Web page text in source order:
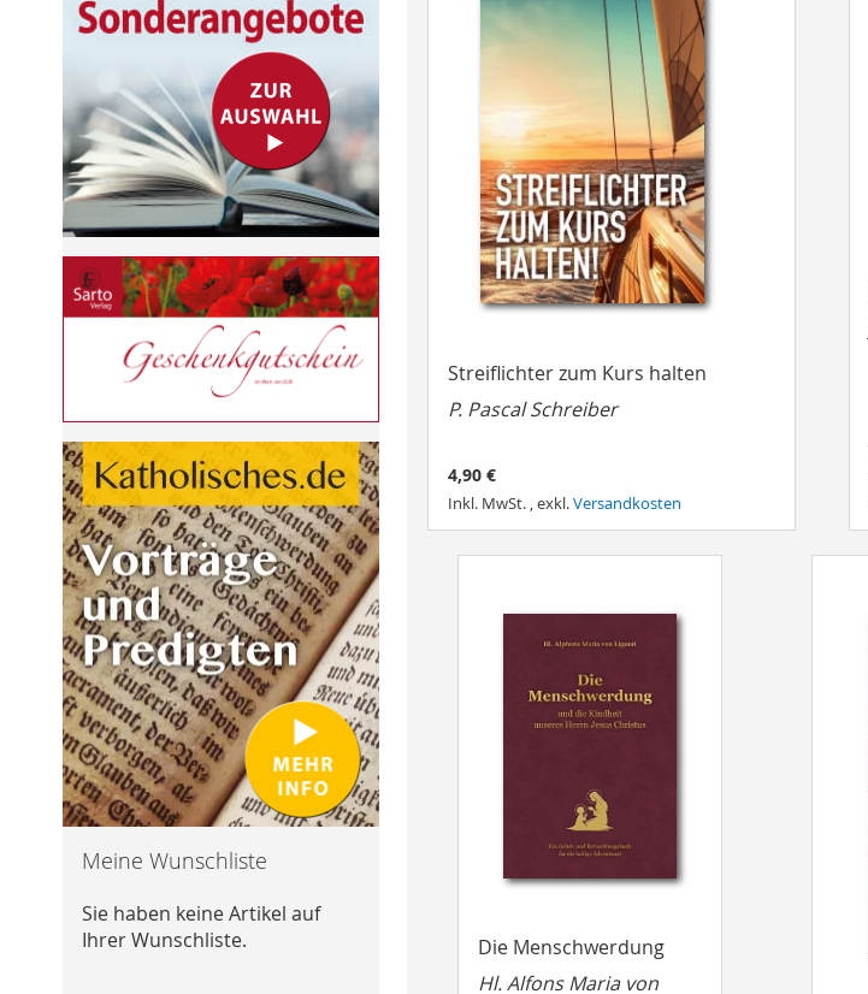
Streiflichter zum Kurs halten
P. Pascal Schreiber
4,90 €
Inkl. MwSt. ,exkl.Versandkosten
Die Menschwerdung
Hl. Alfons Maria von
Meine Wunschliste
Sie haben keine Artikel auf
Ihrer Wunschliste.